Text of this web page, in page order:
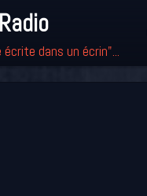
dans un écrin"...